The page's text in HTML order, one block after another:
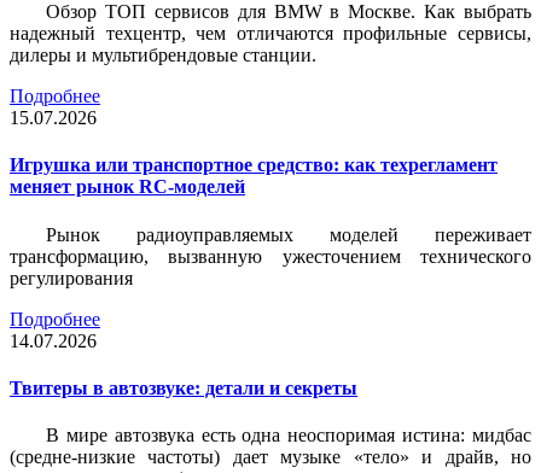
Обзор ТОП сервисов для BMW в Москве. Как выбрать
надежный техцентр, чем отличаются профильные сервисы,
дилеры и мультибрендовые станции.
Подробнее
15.07.2026
Игрушка или транспортное средство: как техрегламент
меняет рынок RC-моделей
Рынок радиоуправляемых моделей переживает
трансформацию, вызванную ужесточением технического
регулирования
Подробнее
14.07.2026
Твитеры в автозвуке: детали и секреты
В мире автозвука есть одна неоспоримая истина: мидбас
(средне-низкие частоты) дает музыке «тело» и драйв, но